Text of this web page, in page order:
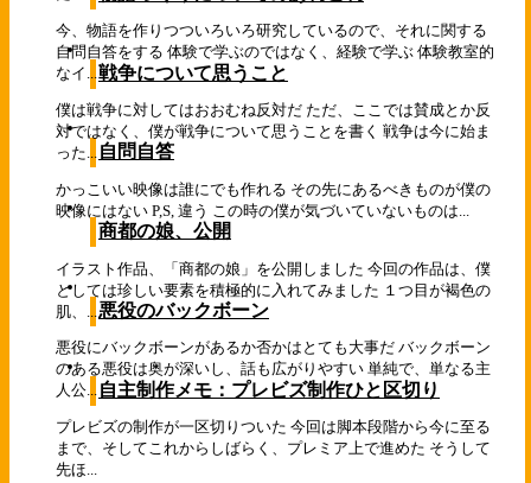
今、物語を作りつついろいろ研究しているので、それに関する
自問自答をする 体験で学ぶのではなく、経験で学ぶ 体験教室的
なイ...戦争について思うこと
僕は戦争に対してはおおむね反対だ ただ、ここでは賛成とか反
対ではなく、僕が戦争について思うことを書く 戦争は今に始ま
った... 自問自答
かっこいい映像は誰にでも作れる その先にあるべきものが僕の
映像にはない P,S, 違う この時の僕が気づいていないものは...
商都の娘、公開
イラスト作品、「商都の娘」を公開しました 今回の作品は、僕
としては珍しい要素を積極的に入れてみました １つ目が褐色の
肌、...
悪役のバックボーン
悪役にバックボーンがあるか否かはとても大事だ バックボーン
のある悪役は奥が深いし、話も広がりやすい 単純で、単なる主
人公... 自主制作メモ：プレビズ制作ひと区切り
プレビズの制作が一区切りついた 今回は脚本段階から今に至る
まで、そしてこれからしばらく、プレミア上で進めた そうして
先ほ...